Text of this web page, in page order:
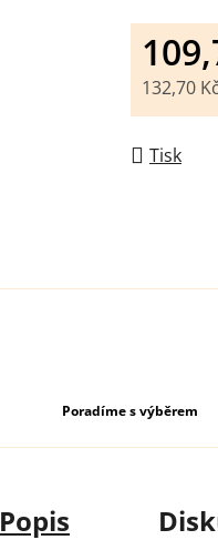
132,70
Měrná
Tisk
Poradíme s výběrem
Popis